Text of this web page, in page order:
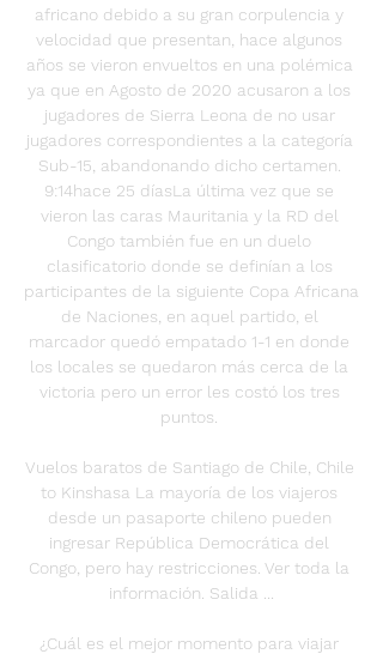
africano debido a su gran corpulencia y
velocidad que presentan, hace algunos
años se vieron envueltos en una polémica
ya que en Agosto de 2020 acusaron a los
jugadores de Sierra Leona de no usar
jugadores correspondientes a la categoría
Sub-15, abandonando dicho certamen.
9:14hace 25 díasLa última vez que se
vieron las caras Mauritania y la RD del
Congo también fue en un duelo
clasificatorio donde se definían a los
participantes de la siguiente Copa Africana
de Naciones, en aquel partido, el
marcador quedó empatado 1-1 en donde
los locales se quedaron más cerca de la
victoria pero un error les costó los tres
puntos.
Vuelos baratos de Santiago de Chile, Chile
to Kinshasa La mayoría de los viajeros
desde un pasaporte chileno pueden
ingresar República Democrática del
Congo, pero hay restricciones. Ver toda la
información. Salida ...
¿Cuál es el mejor momento para viajar